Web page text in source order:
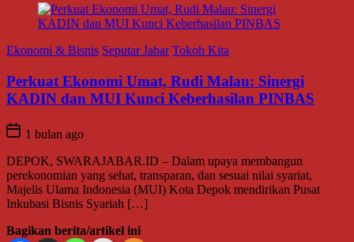
Ekonomi & Bisnis Seputar Jabar Tokoh Kita
Perkuat Ekonomi Umat, Rudi Malau: Sinergi
KADIN dan MUI Kunci Keberhasilan PINBAS
1 bulan ago
DEPOK, SWARAJABAR.ID – Dalam upaya membangun
perekonomian yang sehat, transparan, dan sesuai nilai syariat,
Majelis Ulama Indonesia (MUI) Kota Depok mendirikan Pusat
Inkubasi Bisnis Syariah […]
Bagikan berita/artikel ini